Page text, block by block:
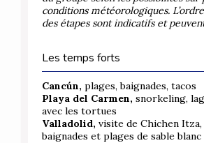
conditions météorologiques.
des étapes sont indicatifs et
Les temps forts
Cancún, plages, baignades, tacos
Playa del Carmen, snorkeling,
avec les tortues
Valladolid, visite de Chichen Itza,
baignades et plages de sable blanc